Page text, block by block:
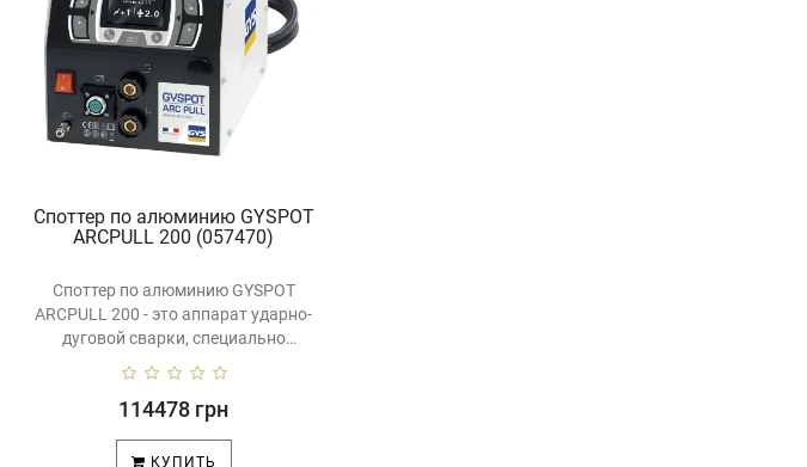
Споттер по алюминию GYSPOT
ARCPULL 200 (057470)
Споттер по алюминию GYSPOT
ARCPULL 200 - это аппарат ударно-
дуговой сварки, специально
разработ..
114478 грн
КУПИТЬ